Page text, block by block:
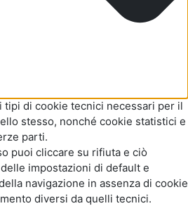
tipi di cookie tecnici necessari per il
stesso, nonché cookie statistici e
parti.
puoi cliccare su rifiuta e ciò
impostazioni di default e
navigazione in assenza di cookie
diversi da quelli tecnici.